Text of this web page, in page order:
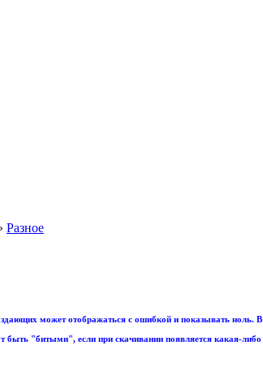
Разное
может отображаться с ошибкой и показывать ноль.
быть "битыми", если при скачивании появляется какая-